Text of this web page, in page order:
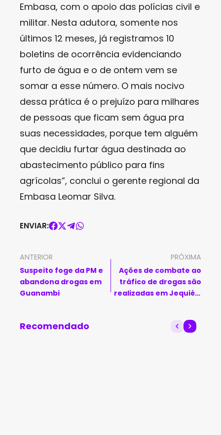
Embasa, com o apoio das polícias civil e
militar. Nesta adutora, somente nos
últimos 12 meses, já registramos 10
boletins de ocorrência evidenciando
furto de água e o de ontem vem se
somar a esse número. O mais nocivo
dessa prática é o prejuízo para milhares
de pessoas que ficam sem água pra
suas necessidades, porque tem alguém
que decidiu furtar água destinada ao
abastecimento público para fins
agrícolas”, conclui o gerente regional da
Embasa Leomar Silva.
ENVIAR:
ANTERIOR
Suspeito foge da PM e
abandona drogas em
Guanambi
PRÓXIMA
Ações de combate ao
tráfico de drogas são
realizadas em Jequié e
Recomendado